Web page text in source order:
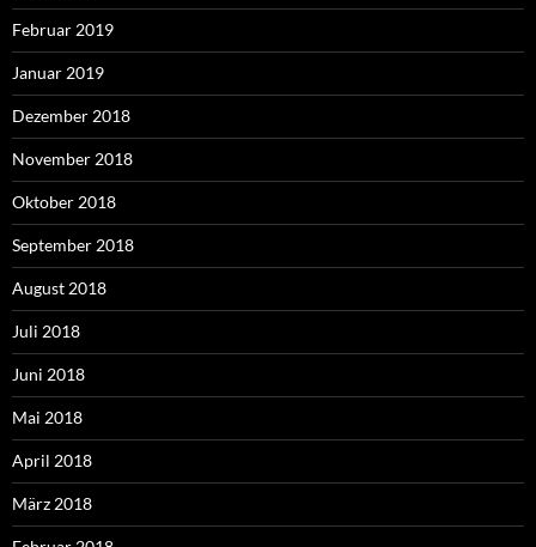
Februar 2019
Januar 2019
Dezember 2018
November 2018
Oktober 2018
September 2018
August 2018
Juli 2018
Juni 2018
Mai 2018
April 2018
März 2018